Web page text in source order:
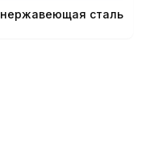
нержавеющая сталь